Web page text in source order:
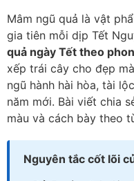
Mâm ngũ quả là vật
gia tiên mỗi dịp Tết
quả ngày Tết theo
xếp trái cây cho đẹp
ngũ hành hài hòa, tài
năm mới. Bài viết chia
màu và cách bày theo
Nguyên tắc cốt lõi